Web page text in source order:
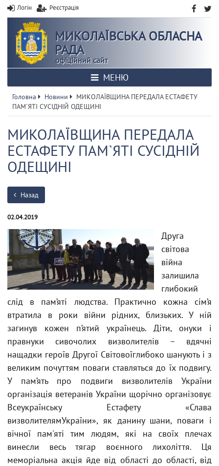
Логін Реєстрація
МИКОЛАЇВСЬКА ОБЛАСНА
РАДА
офіційний сайт
МЕНЮ
Головна Новини
МИКОЛАЇВЩИНА ПЕРЕДАЛА ЕСТАФЕТУ
ПАМ`ЯТІ СУСІДНІЙ ОДЕЩИНІ
МИКОЛАЇВЩИНА ПЕРЕДАЛА
ЕСТАФЕТУ ПАМ`ЯТІ СУСІДНІЙ
ОДЕЩИНІ
Назад
02.04.2019
Друга
світова
війна
залишила
глибокий
слід в пам’яті людства. Практично кожна сім’я
втратила в роки війни рідних, близьких. У ній
загинув кожен п’ятий українець. Діти, онуки і
правнуки сивочолих визволителів – вдячні
нащадки героїв Другої Світовоїглибоко шанують і з
великим почуттям поваги ставляться до їх подвигу.
У пам’ять про подвиги визволителів України
організація ветеранів України щорічно організовує
Всеукраїнську Естафету «Слава
визволителямУкраїни», як данину шани, поваги і
вічної пам'яті тим людям, які на своїх плечах
винесли весь тягар воєнного лихоліття. Ця
меморіальна акція йде від області до області, від